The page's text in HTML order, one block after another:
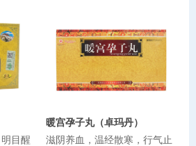
目醒
暖宫孕子丸（卓玛丹）
滋阴养血，温经散寒，行气止